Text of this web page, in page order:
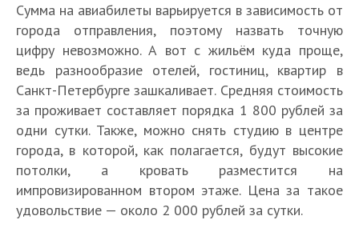
Сумма на авиабилеты варьируется в зависимость от
города отправления, поэтому назвать точную
цифру невозможно. А вот с жильём куда проще,
ведь разнообразие отелей, гостиниц, квартир в
Санкт-Петербурге зашкаливает. Средняя стоимость
за проживает составляет порядка 1 800 рублей за
одни сутки. Также, можно снять студию в центре
города, в которой, как полагается, будут высокие
потолки, а кровать разместится на
импровизированном втором этаже. Цена за такое
удовольствие — около 2 000 рублей за сутки.